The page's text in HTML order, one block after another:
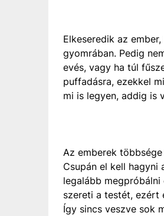
Elkeseredik az
gyomrában. Pedig
evés, vagy ha túl
puffadásra, ezekkel
mi is legyen, addig is
Az emberek
Csupán el kell
legalább
szereti a testét, ezért
Így sincs veszve sok